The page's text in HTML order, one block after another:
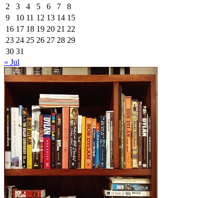
2
3 4 5 6 7
8
9
10 11 12 13 14 15
16 17 18 19 20 21 22
23 24 25 26 27 28 29
30 31
« Jul